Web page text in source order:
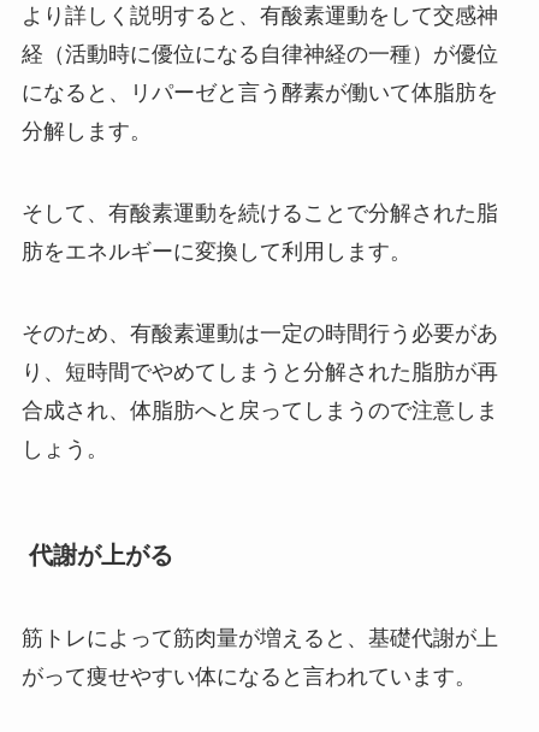
より詳しく説明すると、有酸素運動をして交感神
経（活動時に優位になる自律神経の一種）が優位
になると、リパーゼと言う酵素が働いて体脂肪を
分解します。
そして、有酸素運動を続けることで分解された脂
肪をエネルギーに変換して利用します。
そのため、有酸素運動は一定の時間行う必要があ
り、短時間でやめてしまうと分解された脂肪が再
合成され、体脂肪へと戻ってしまうので注意しま
しょう。
代謝が上がる
筋トレによって筋肉量が増えると、基礎代謝が上
がって痩せやすい体になると言われています。